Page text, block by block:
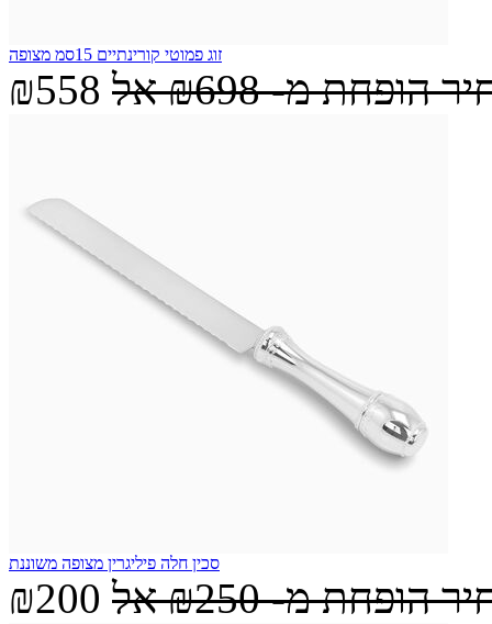
זוג פמוטי קורינתיים 15סמ מצופה
₪558 הופחת מ-₪698 אל
סכין חלה פיליגרין מצופה משוננת
₪200 הופחת מ-₪250 אל